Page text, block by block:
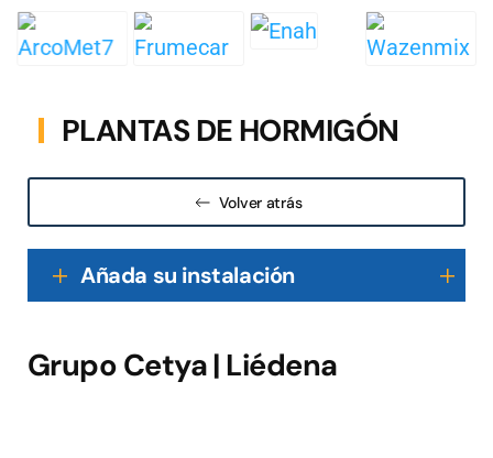
PLANTAS DE HORMIGÓN
Volver atrás
Añada su instalación
Grupo Cetya | Liédena